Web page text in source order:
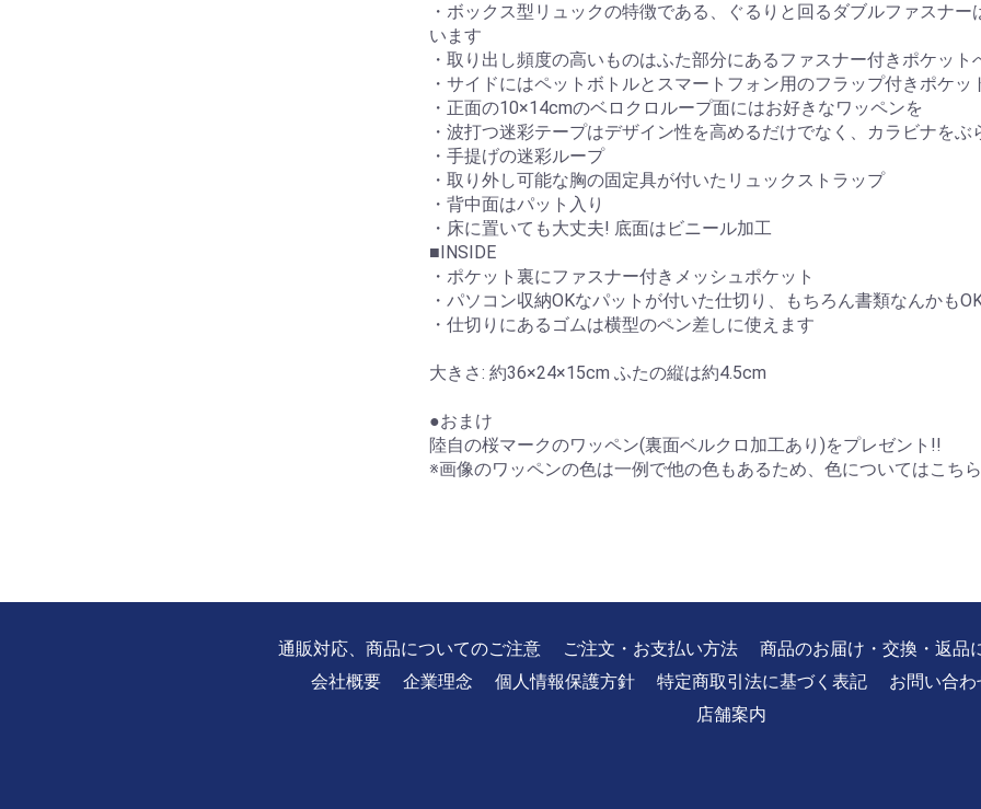
・ボックス型リュックの特徴である、ぐるりと回るダブルファスナ
います
・取り出し頻度の高いものはふた部分にあるファスナー付きポケット
・サイドにはペットボトルとスマートフォン用のフラップ付きポケッ
・正面の10×14cmのベロクロループ面にはお好きなワッペンを
・波打つ迷彩テープはデザイン性を高めるだけでなく、カラビナをぶ
・手提げの迷彩ループ
・取り外し可能な胸の固定具が付いたリュックストラップ
・背中面はパット入り
・床に置いても大丈夫! 底面はビニール加工
■INSIDE
・ポケット裏にファスナー付きメッシュポケット
・パソコン収納OKなパットが付いた仕切り、もちろん書類なんかも
・仕切りにあるゴムは横型のペン差しに使えます
大きさ: 約36×24×15cm ふたの縦は約4.5cm
●おまけ
陸自の桜マークのワッペン(裏面ベルクロ加工あり)をプレゼント!!
※画像のワッペンの色は一例で他の色もあるため、色についてはこち
通販対応、商品についてのご注意 ご注文・お支払い方法 商品のお届け・交換・返品
会社概要
企業理念 個人情報保護方針 特定商取引法に基づく表記
お問い合
店舗案内